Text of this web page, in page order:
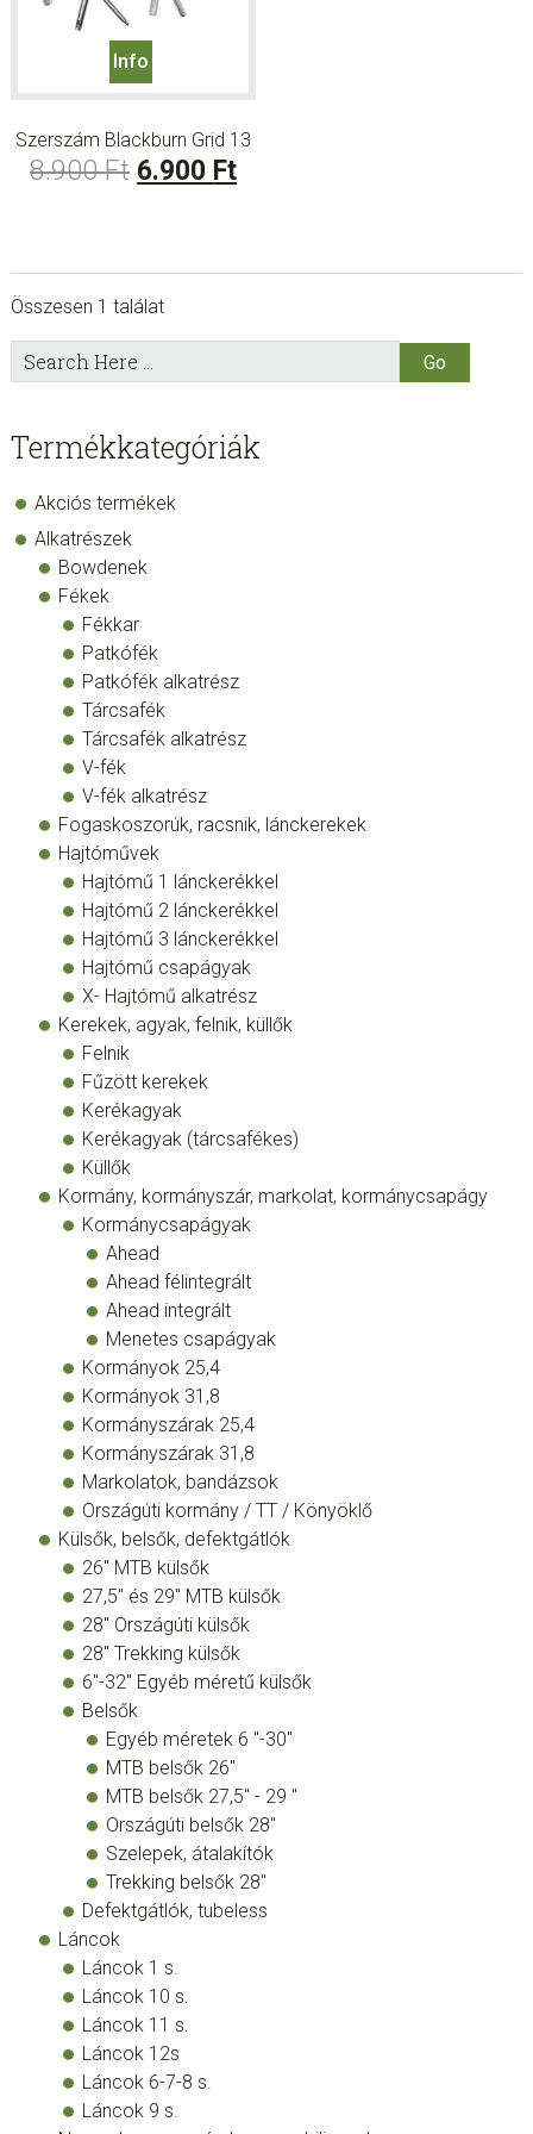
Info
Szerszám Blackburn Grid 13
8.900Ft Original
8.900 Ft.
6.900 FtCurrent
Összesen 1 találat
sidebar
Store
Sidebar
Search
Here
Termékkategóriák
Akciós termékek
Alkatrészek
Bowdenek
Fékek
Fékkar
Patkófék
Patkófék alkatrész
Tárcsafék
Tárcsafék alkatrész
V-fék
V-fék alkatrész
Fogaskoszorúk, racsnik, lánckerekek
Hajtóművek
Hajtómű 1 lánckerékkel
Hajtómű 2 lánckerékkel
Hajtómű 3 lánckerékkel
Hajtómű csapágyak
X- Hajtómű alkatrész
Kerekek, agyak, felnik, küllők
Felnik
Fűzött kerekek
Kerékagyak
Kerékagyak (tárcsafékes)
Küllők
Kormány, kormányszár, markolat, kormánycsapágy
Kormánycsapágyak
Ahead
Ahead félintegrált
Ahead integrált
Menetes csapágyak
Kormányok 25,4
Kormányok 31,8
Kormányszárak 25,4
Kormányszárak 31,8
Markolatok, bandázsok
Országúti kormány / TT / Könyöklő
Külsők, belsők, defektgátlók
26" MTB külsők
27,5" és 29" MTB külsők
28" Országúti külsők
28" Trekking külsők
6"-32" Egyéb méretű külsők
Belsők
Egyéb méretek 6 "-30"
MTB belsők 26"
MTB belsők 27,5" - 29 "
Országúti belsők 28"
Szelepek, átalakítók
Trekking belsők 28"
Defektgátlók, tubeless
Láncok
Láncok 1 s.
Láncok 10 s.
Láncok 11 s.
Láncok 12s
Láncok 6-7-8 s.
Láncok 9 s.